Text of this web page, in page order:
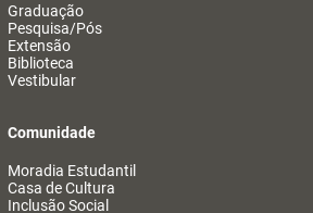
Graduação
Pesquisa/Pós
Extensão
Biblioteca
Vestibular
Comunidade
Moradia Estudantil
Casa de Cultura
Inclusão Social